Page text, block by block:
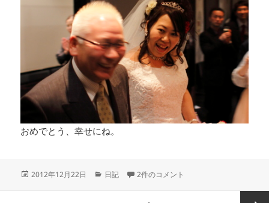
おめでとう、幸せにね。
投
2012年12月22日
カ
日記 まゆりーなおめでとう への
2件のコメント